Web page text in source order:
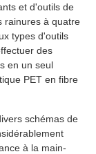
et d'outils de
rainures à quatre
types d'outils
des
en un seul
PET en fibre
schémas de
à la main-